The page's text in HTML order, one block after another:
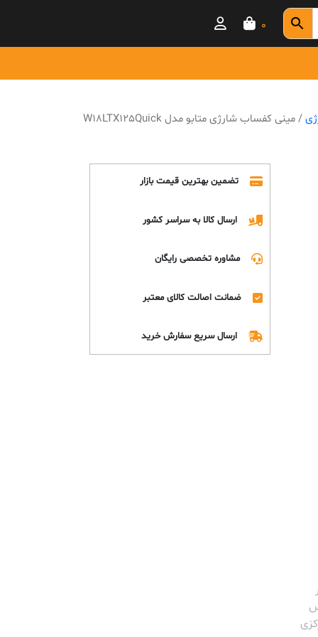
0
/ مینی کفساب شارژی متابو مدل W18LTX125Quick
تضمین بهترین قیمت بازار
ارسال کالا به سراسر کشور
مشاوره تخصصی رایگان
ضمانت اصالت کالای معتبر
ارسال سریع سفارش خرید